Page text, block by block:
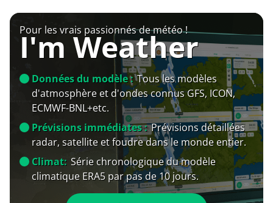
Pour les vrais passionnés de météo !
I'm Weather
Données du modèle : Tous les modèles
d'atmosphère et d'ondes connus GFS, ICON,
ECMWF-BNL+etc.
Prévisions immédiates : Prévisions détaillées
radar, satellite et foudre dans le monde entier.
Climat: Série chronologique du modèle
climatique ERA5 par pas de 10 jours.